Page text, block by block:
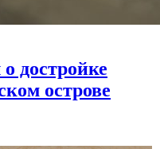
достройке
острове